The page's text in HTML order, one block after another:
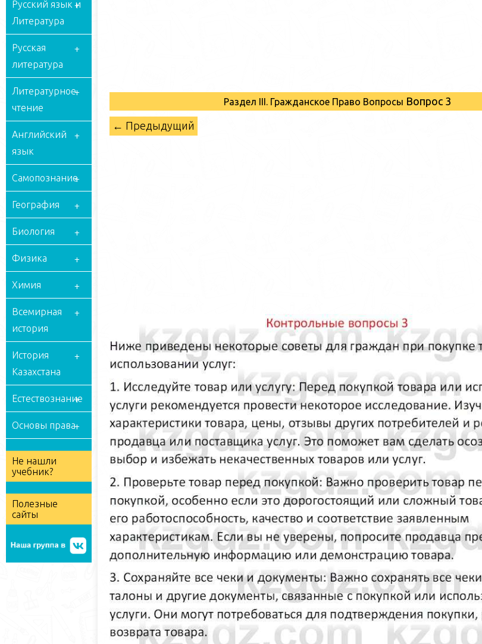
Русский язык и
Литература
Русская
литература
Литературное
чтение
Английский
язык
Самопознание
География
Биология
Физика
Химия
Всемирная
история
История
Казахстана
Естествознание
Основы права
Не нашли
учебник?
Полезные
сайты
Раздел III. Гражданское Право Вопросы Вопрос 3
← Предыдущий